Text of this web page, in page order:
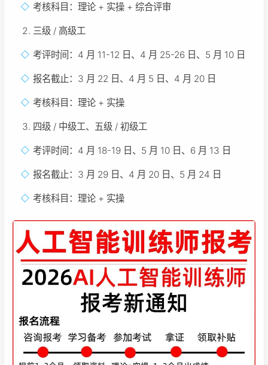
考核科目：理论 + 实操 + 综合评审
三级 / 高级工
考评时间：4 月 11-12 日、4 月 25-26 日、5 月 10 日
报名截止：3 月 22 日、4 月 5 日、4 月 20 日
考核科目：理论 + 实操
四级 / 中级工、五级 / 初级工
考评时间：4 月 18-19 日、5 月 10 日、6 月 13 日
报名截止：3 月 29 日、4 月 20 日、5 月 24 日
考核科目：理论 + 实操